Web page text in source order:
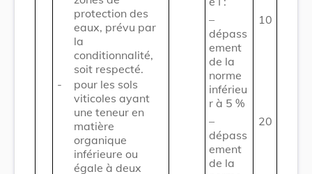
protection des
eaux, prévu par
la
conditionnalité,
soit respecté.
-
pour les sols
viticoles ayant
une teneur en
matière
organique
inférieure ou
égale à deux
–
dépass
ement
de la
norme
inférieu
r à 5 %
10
–
dépass
ement
de la
20